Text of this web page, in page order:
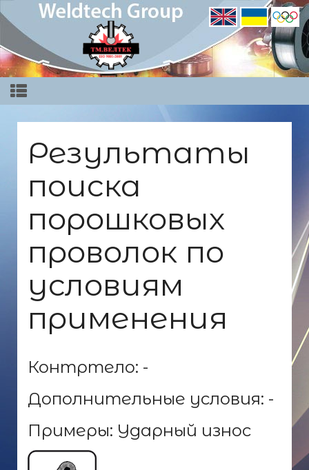
Результаты
поиска
порошковых
проволок по
условиям
применения
Контртело: -
Дополнительные условия: -
Примеры: Ударный износ